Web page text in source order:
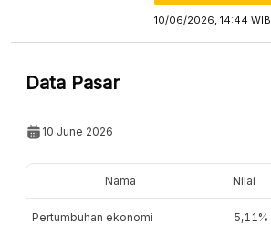
10/06/2026, 14:44 WIB
Data Pasar
10 June 2026
Nama Nilai
Pertumbuhan ekonomi 5,11%